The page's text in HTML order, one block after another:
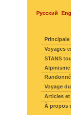
Русский
Principale
Voyages
STANS
Alpinisme
Voyage
Articles
À propos